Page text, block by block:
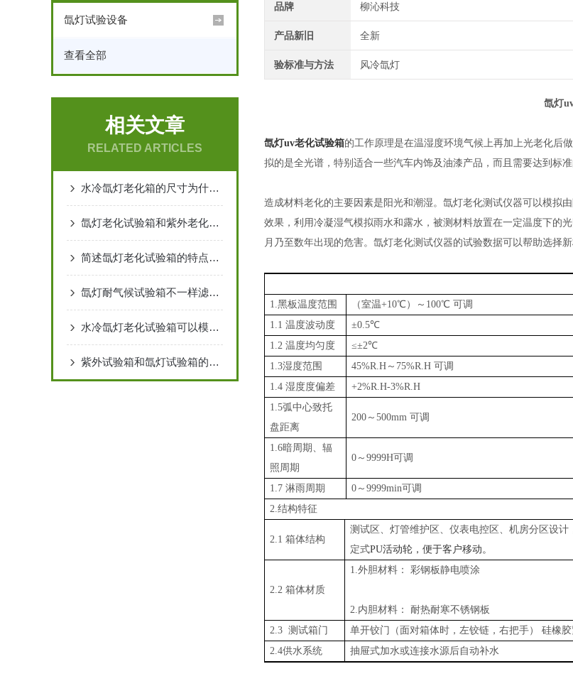
氙灯试验设备
查看全部
相关文章
RELATED ARTICLES
水冷氙灯老化箱的尺寸为什么只做一个尺寸
氙灯老化试验箱和紫外老化试验箱老化三要素
简述氙灯老化试验箱的特点和注意事项
氙灯耐气候试验箱不一样滤光器的作用
水冷氙灯老化试验箱可以模拟哪些气候条件呢
紫外试验箱和氙灯试验箱的区别
品牌 柳沁科技
产品新旧 全新
验标准与方法 风冷氙灯
氙灯
氙灯uv老化试验箱的工作原理是在温湿度环境气候上再加上光老化后
拟的是全光谱，特别适合一些汽车内饰及油漆产品，而且需要达到标准
造成材料老化的主要因素是阳光和潮湿。氙灯老化测试仪器可以模拟
效果，利用冷凝湿气模拟雨水和露水，被测材料放置在一定温度下的
月乃至数年出现的危害。氙灯老化测试仪器的试验数据可以帮助选择
1.黑板温度范围 （室温+10℃）～100℃ 可调
1.1 温度波动度
±0.5℃
1.2 温度均匀度
≤±2℃
1.3湿度范围
45%R.H～75%R.H 可调
1.4 湿度度偏差
+2%R.H-3%R.H
1.5弧中心致托
盘距离
200～500mm 可调
1.6暗周期、辐
照周期
0～9999H可调
1.7 淋雨周期
0～9999min可调
2.结构特征
2.1 箱体结构
测试区、灯管维护区、仪表电控区、机房分区设
定式PU活动轮，便于客户移动。
2.2 箱体材质
1.外胆材料： 彩钢板静电喷涂
2.内胆材料： 耐热耐寒不锈钢板
2.3 测试箱门
单开铰门（面对箱体时，左铰链，右把手）
硅橡
2.4供水系统
抽屉式加水或连接水源后自动补水